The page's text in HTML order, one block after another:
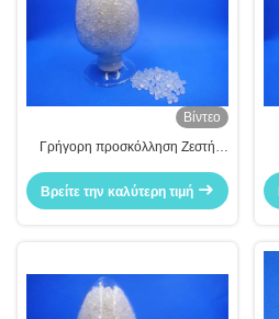
Βίντεο
Γρήγορη προσκόλληση Ζεστή
Βρείτε την καλύτερη τιμή